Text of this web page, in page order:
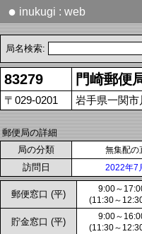
● inukugi : web
局名検索:
83279 門崎郵便
〒029-0201 岩手県一関市
郵便局の詳細
局の分類
無集配の
訪問日 2022年7
郵便窓口 (平)
9:00～
(11:30～
貯金窓口 (平)
9:00～
(11:30～